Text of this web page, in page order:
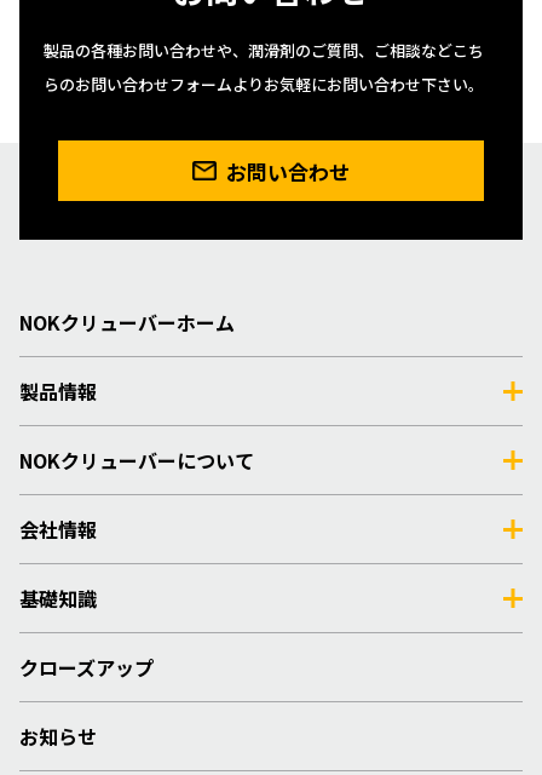
製品の各種お問い合わせや、潤滑剤のご質問、ご相談などこち
らのお問い合わせフォームよりお気軽にお問い合わせ下さい。
お問い合わせ
NOKクリューバーホーム
製品情報
NOKクリューバーについて
会社情報
基礎知識
クローズアップ
お知らせ